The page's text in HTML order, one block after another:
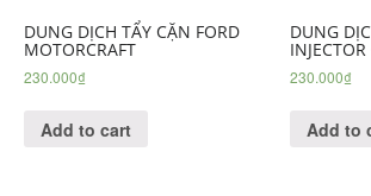
DUNG DỊCH TẨY CẶN FORD
MOTORCRAFT
230.000₫
Add to cart
DUNG
230.000₫
Add to